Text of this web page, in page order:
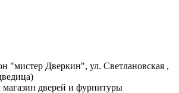
"мистер Дверкин", ул. Светлановская ,
дверей и фурнитуры